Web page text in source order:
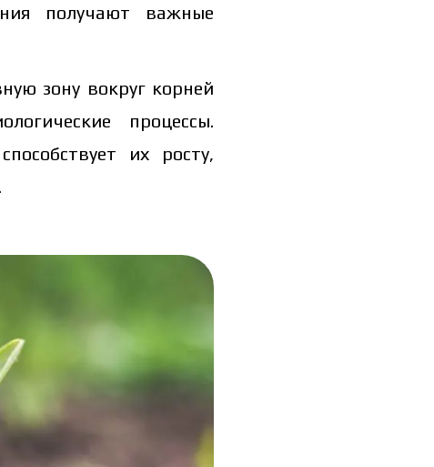
получают важные
зону вокруг корней
процессы.
их росту,